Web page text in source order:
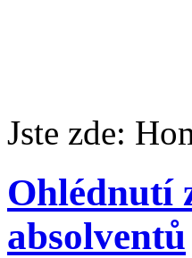
Jste zde:
Ohlédnutí
absolventů